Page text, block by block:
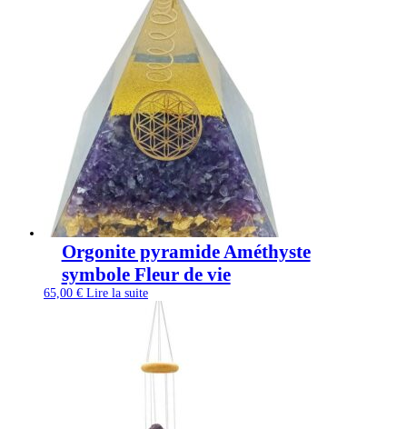
Orgonite pyramide Améthyste
symbole Fleur de vie
65,00 € Lire la suite